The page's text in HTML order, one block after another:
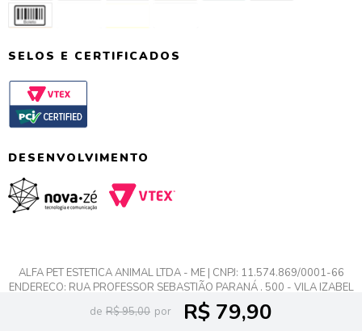
R$ 95,00 R$ 79,90
SELOS E CERTIFICADOS
DESENVOLVIMENTO
ALFA PET ESTETICA ANIMAL LTDA - ME | CNPJ: 11.574.869/0001-66
ENDEREÇO: RUA PROFESSOR SEBASTIÃO PARANÁ , 500 - VILA IZABEL
CIDADE: CURITIBA - PR CEP: 80.320-070